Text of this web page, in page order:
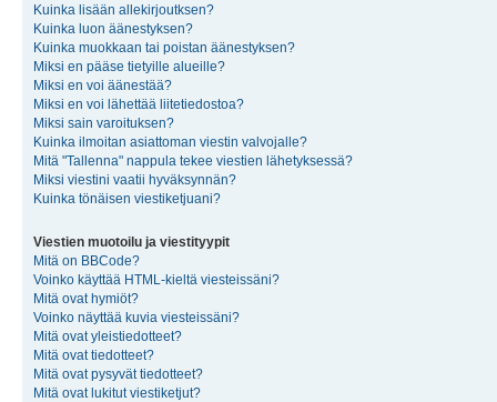
Kuinka lisään allekirjoutksen?
Kuinka luon äänestyksen?
Kuinka muokkaan tai poistan äänestyksen?
Miksi en pääse tietyille alueille?
Miksi en voi äänestää?
Miksi en voi lähettää liitetiedostoa?
Miksi sain varoituksen?
Kuinka ilmoitan asiattoman viestin valvojalle?
Mitä "Tallenna" nappula tekee viestien lähetyksessä?
Miksi viestini vaatii hyväksynnän?
Kuinka tönäisen viestiketjuani?
Viestien muotoilu ja viestityypit
Mitä on BBCode?
Voinko käyttää HTML-kieltä viesteissäni?
Mitä ovat hymiöt?
Voinko näyttää kuvia viesteissäni?
Mitä ovat yleistiedotteet?
Mitä ovat tiedotteet?
Mitä ovat pysyvät tiedotteet?
Mitä ovat lukitut viestiketjut?